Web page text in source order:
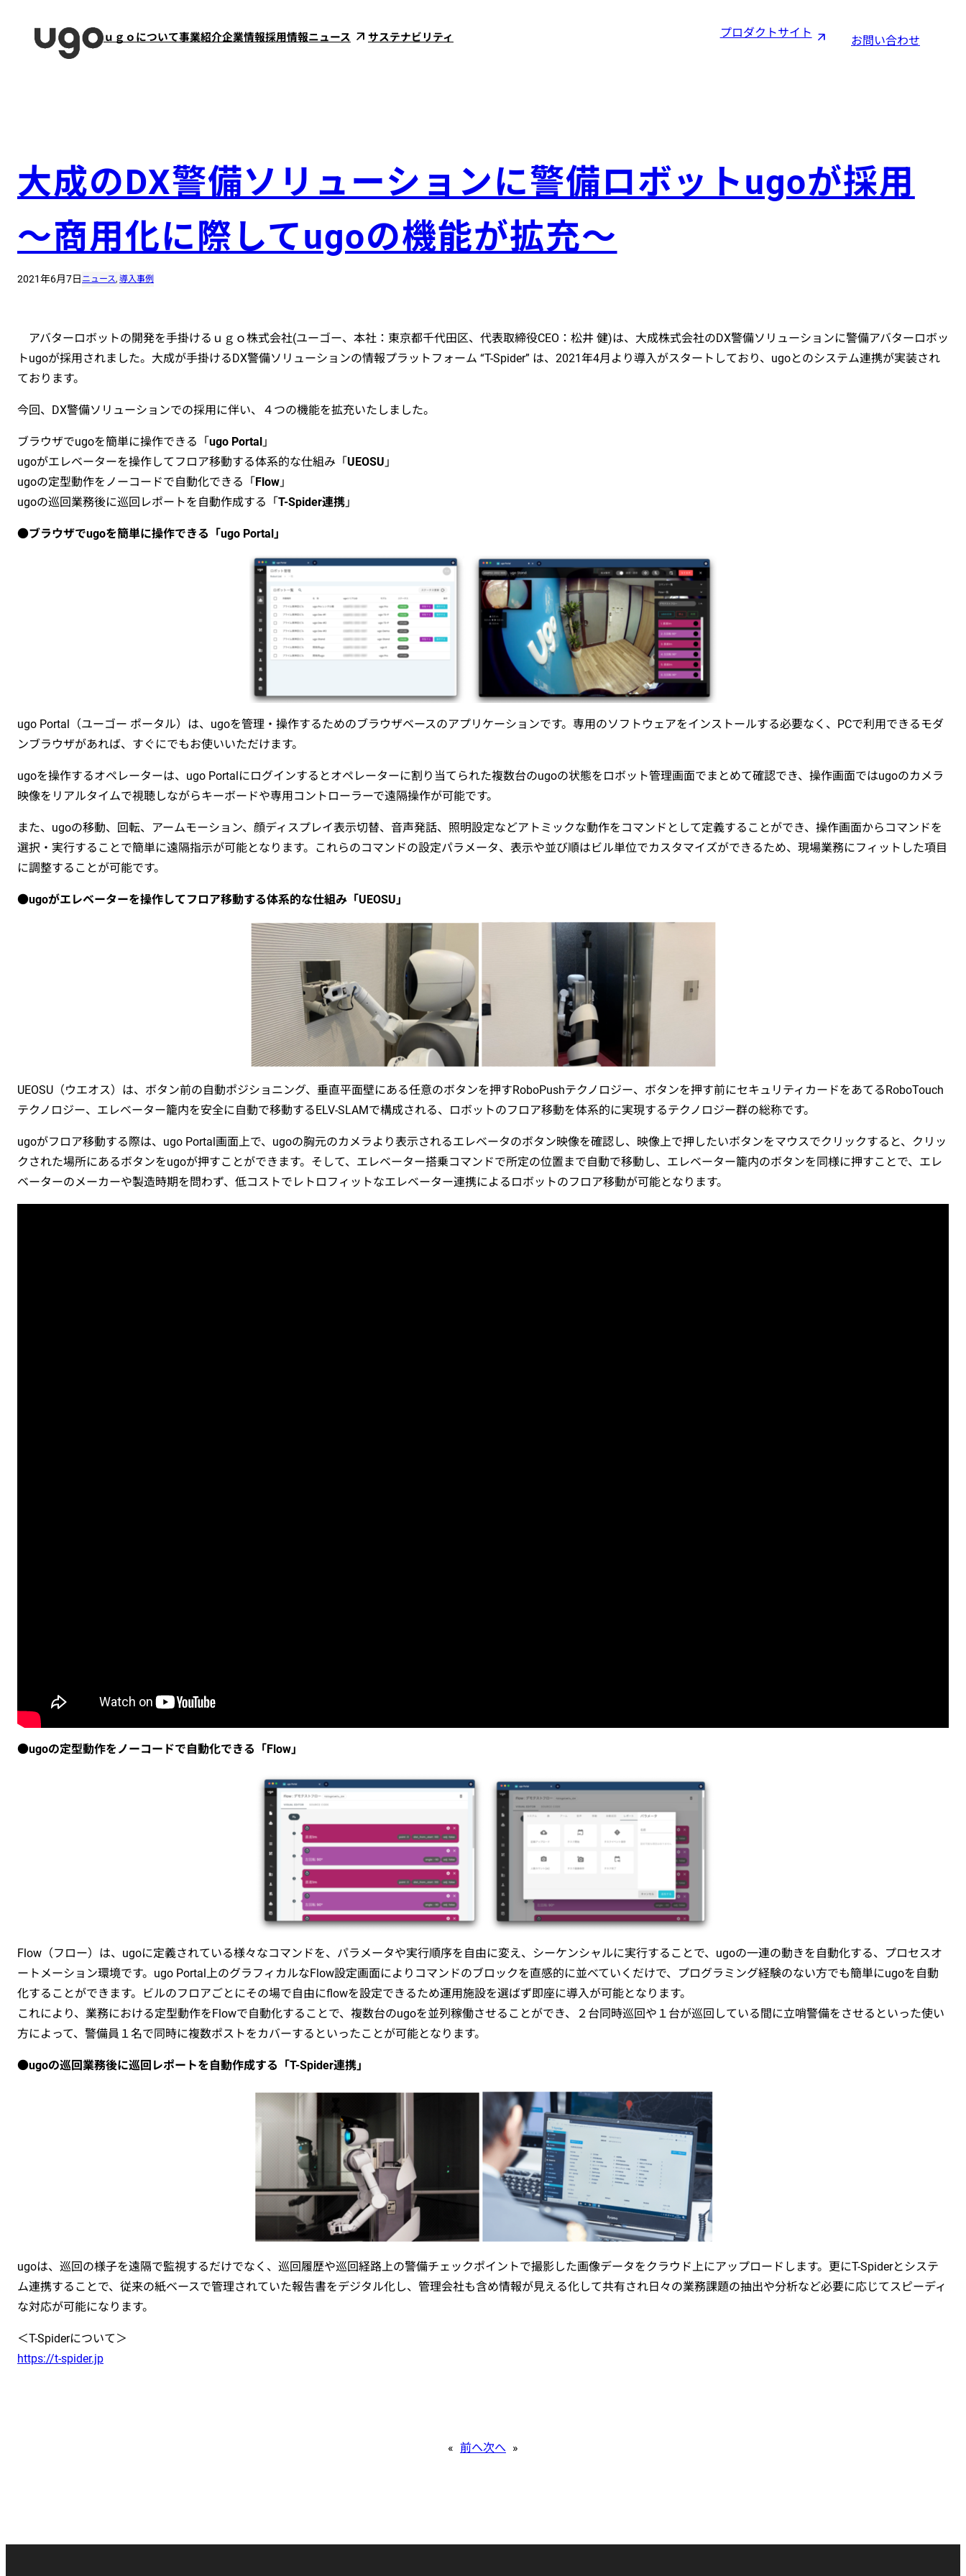
ｕｇｏについて事業紹介企業情報採用情報ニュース サステナビリティ プロダクトサイト
お問い合わせ
大成のDX警備ソリューションに警備ロボットugoが採用
〜商用化に際してugoの機能が拡充〜
2021年6月7日 ニュース, 導入事例
アバターロボットの開発を手掛けるｕｇｏ株式会社(ユーゴー、本社：東京都千代田区、代表取締役CEO：松井 健)は、大成株式会社のDX警備ソリューションに警備アバターロボッ
トugoが採用されました。大成が手掛けるDX警備ソリューションの情報プラットフォーム “T-Spider” は、2021年4月より導入がスタートしており、ugoとのシステム連携が実装され
ております。
今回、DX警備ソリューションでの採用に伴い、４つの機能を拡充いたしました。
ブラウザでugoを簡単に操作できる「ugo Portal 」
ugoがエレベーターを操作してフロア移動する体系的な仕組み「UEOSU 」
ugoの定型動作をノーコードで自動化できる「Flow 」
ugoの巡回業務後に巡回レポートを自動作成する「T-Spider連携 」
●ブラウザでugoを簡単に操作できる「ugo Portal」
ugo Portal（ユーゴー ポータル）は、ugoを管理・操作するためのブラウザベースのアプリケーションです。専用のソフトウェアをインストールする必要なく、PCで利用できるモダ
ンブラウザがあれば、すぐにでもお使いいただけます。
ugoを操作するオペレーターは、ugo Portalにログインするとオペレーターに割り当てられた複数台のugoの状態をロボット管理画面でまとめて確認でき、操作画面ではugoのカメラ
映像をリアルタイムで視聴しながらキーボードや専用コントローラーで遠隔操作が可能です。
また、ugoの移動、回転、アームモーション、顔ディスプレイ表示切替、音声発話、照明設定などアトミックな動作をコマンドとして定義することができ、操作画面からコマンドを
選択・実行することで簡単に遠隔指示が可能となります。これらのコマンドの設定パラメータ、表示や並び順はビル単位でカスタマイズができるため、現場業務にフィットした項目
に調整することが可能です。
●ugoがエレベーターを操作してフロア移動する体系的な仕組み「UEOSU」
UEOSU（ウエオス）は、ボタン前の自動ポジショニング、垂直平面壁にある任意のボタンを押すRoboPushテクノロジー、ボタンを押す前にセキュリティカードをあてるRoboTouch
テクノロジー、エレベーター籠内を安全に自動で移動するELV-SLAMで構成される、ロボットのフロア移動を体系的に実現するテクノロジー群の総称です。
ugoがフロア移動する際は、ugo Portal画面上で、ugoの胸元のカメラより表示されるエレベータのボタン映像を確認し、映像上で押したいボタンをマウスでクリックすると、クリッ
クされた場所にあるボタンをugoが押すことができます。そして、エレベーター搭乗コマンドで所定の位置まで自動で移動し、エレベーター籠内のボタンを同様に押すことで、エレ
ベーターのメーカーや製造時期を問わず、低コストでレトロフィットなエレベーター連携によるロボットのフロア移動が可能となります。
●ugoの定型動作をノーコードで自動化できる「Flow」
Flow（フロー）は、ugoに定義されている様々なコマンドを、パラメータや実行順序を自由に変え、シーケンシャルに実行することで、ugoの一連の動きを自動化する、プロセスオ
ートメーション環境です。ugo Portal上のグラフィカルなFlow設定画面によりコマンドのブロックを直感的に並べていくだけで、プログラミング経験のない方でも簡単にugoを自動
化することができます。ビルのフロアごとにその場で自由にflowを設定できるため運用施設を選ばず即座に導入が可能となります。
これにより、業務における定型動作をFlowで自動化することで、複数台のugoを並列稼働させることができ、２台同時巡回や１台が巡回している間に立哨警備をさせるといった使い
方によって、警備員１名で同時に複数ポストをカバーするといったことが可能となります。
●ugoの巡回業務後に巡回レポートを自動作成する「T-Spider連携」
ugoは、巡回の様子を遠隔で監視するだけでなく、巡回履歴や巡回経路上の警備チェックポイントで撮影した画像データをクラウド上にアップロードします。更にT-Spiderとシステ
ム連携することで、従来の紙ベースで管理されていた報告書をデジタル化し、管理会社も含め情報が見える化して共有され日々の業務課題の抽出や分析など必要に応じてスピーディ
な対応が可能になります。
＜T-Spiderについて＞
https://t-spider.jp
« 前へ次へ »